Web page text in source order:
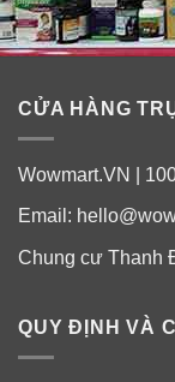
CỬA HÀNG
Wowmart.VN |
Email:
Chung cư Thanh
QUY ĐỊNH VÀ